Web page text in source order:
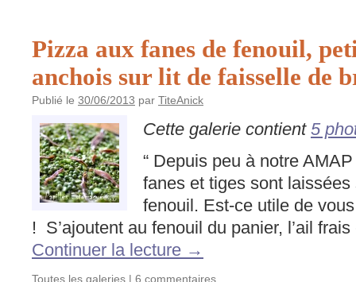
Pizza aux fanes de fenouil,
anchois sur lit de faisselle de
Publié le 30/06/2013 par TiteAnick
Cette galerie contient 5
“ Depuis peu à notre
fanes et tiges sont
fenouil. Est-ce utile de
! S’ajoutent au fenouil du panier, l’ail
Continuer la lecture →
Toutes les galeries | 6 commentaires